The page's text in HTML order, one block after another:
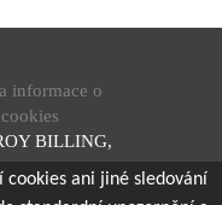
informace o
BILLING,
cookies ani jiné sledování